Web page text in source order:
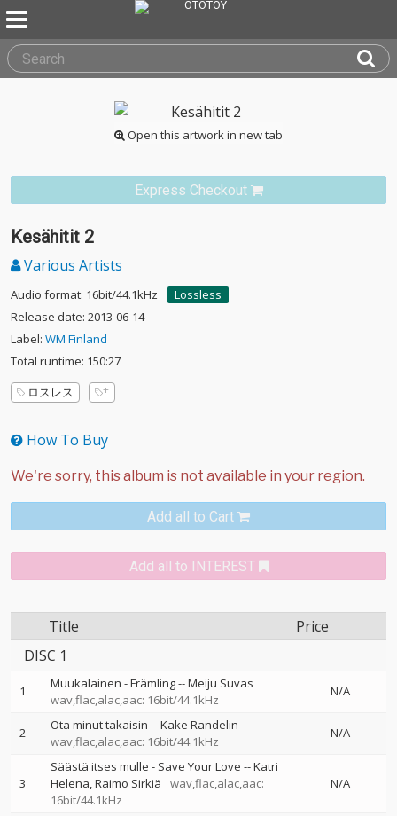
Open this artwork in new tab
Express Checkout
Kesähitit 2
Various Artists
Audio format: 16bit/44.1kHz
Lossless
Release date: 2013-06-14
Label: WM Finland
Total runtime: 150:27
ロスレス
How To Buy
Add all to Cart
Add all to INTEREST
Title
Price
DISC 1
1 Muukalainen - Främling--Meiju Suvas
wav,flac,alac,aac: 16bit/44.1kHz
N/A
2 Ota minut takaisin --Kake Randelin
wav,flac,alac,aac: 16bit/44.1kHz
N/A
3
Säästä itses mulle - Save Your Love --Katri
Helena Raimo Sirkiä
wav,flac,alac,aac:
16bit/44.1kHz
N/A